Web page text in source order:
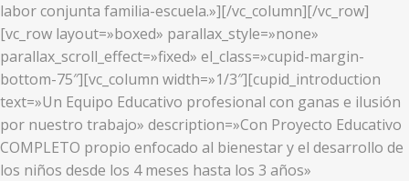
labor conjunta familia-escuela.»][/vc_column][/vc_row]
[vc_row layout=»boxed» parallax_style=»none»
parallax_scroll_effect=»fixed» el_class=»cupid-margin-
bottom-75″][vc_column width=»1/3″][cupid_introduction
text=»Un Equipo Educativo profesional con ganas e ilusión
por nuestro trabajo» description=»Con Proyecto Educativo
COMPLETO propio enfocado al bienestar y el desarrollo de
los niños desde los 4 meses hasta los 3 años»